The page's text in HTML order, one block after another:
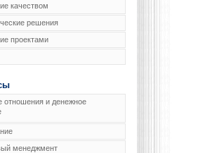
качеством
решения
проектами
отношения и денежное
менеджмент